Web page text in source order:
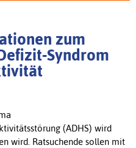
und Hyperaktivität
Defizit-Syndrom (ADS)
zum
Syndrom
(ADHS) wird
wird. Ratsuchende sollen mit